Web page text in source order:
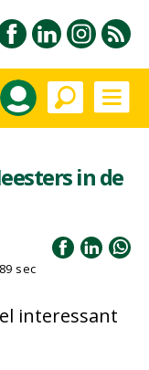
in de
sec
interessant